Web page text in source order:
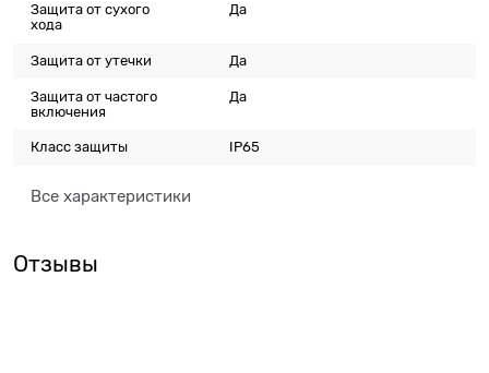
Защита от сухого
хода
Да
Защита от утечки Да
Защита от частого
включения
Да
Класс защиты IP65
Все характеристики
Отзывы